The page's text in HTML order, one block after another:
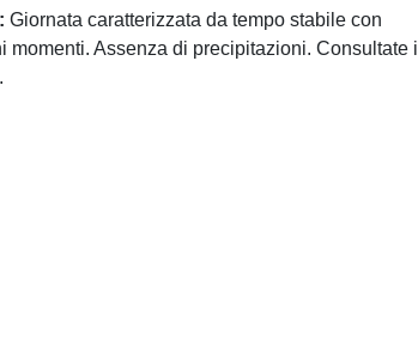
Giornata caratterizzata da tempo stabile con
Assenza di precipitazioni. Consultate i